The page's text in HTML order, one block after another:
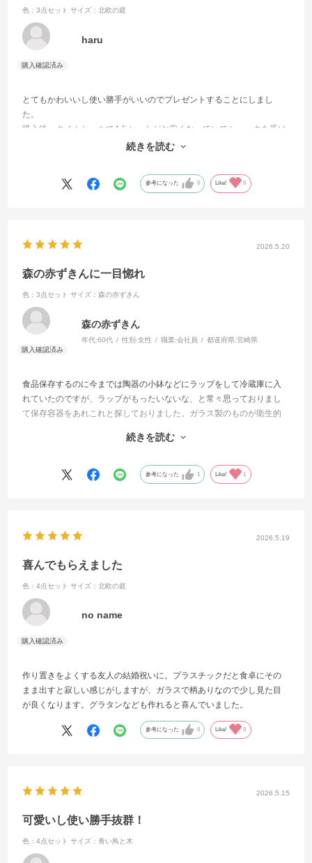
色：3点セット サイズ：北欧の庭
haru
とてもかわいいし使い勝手がいいのでプレゼントすることにしまし
た。
購入後、タイムセールで4点セットがお安くなっていてショックを受け
続きを読む
参考になった 0 Like! 0
2026.5.20
森の赤ずきんに一目惚れ
色：3点セット サイズ：森の赤ずきん
森の赤ずきん
年代:60代 性別:女性 職業:会社員 都道府県:宮崎県
食品保存するのに今までは陶器の小鉢などにラップをして冷蔵庫に入
れていたのですが、ラップがもったいないな、と常々思っておりまし
て保存容器をあれこれと探しておりました。ガラス製のものが衛生的
り着きました。実際に使ってみて、まず、洗いやすさが気に入りまし
時の段ボールの梱包の仕方がキレイでした。梱包の仕方で、その企業
のすべてがわかるような気がします。次はどれを注文しようかと今か
続きを読む
参考になった 1 Like! 1
2026.5.19
喜んでもらえました
色：4点セット サイズ：北欧の庭
no name
作り置きをよくする友人の結婚祝いに。プラスチックだと食卓にその
まま出すと寂しい感じがしますが、ガラスで柄ありなので少し見た目
が良くなります。グラタンなども作れると喜んでいました。
参考になった 0 Like! 0
2026.5.15
可愛いし使い勝手抜群！
色：4点セット サイズ：青い鳥と木